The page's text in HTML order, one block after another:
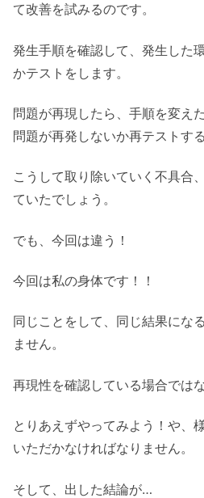
て改善を試みるのです。
発生手順を確認して、発生した
かテストをします。
問題が再現したら、手順を変え
問題が再発しないか再テストする
こうして取り除いていく不具合
ていたでしょう。
でも、今回は違う！
今回は私の身体です！！
同じことをして、同じ結果にな
ません。
再現性を確認している場合ではな
とりあえずやってみよう！や、
いただかなければなりません。
そして、出した結論が…